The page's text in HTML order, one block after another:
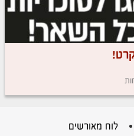
לוח מאורשים